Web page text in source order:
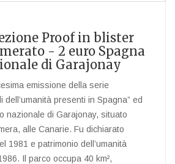
Proof in blister
- 2 euro Spagna
di Garajonay
emissione della serie
dell’umanità presenti in Spagna” ed
nazionale di Garajonay, situato
alle Canarie. Fu dichiarato
1981 e patrimonio dell’umanità
Il parco occupa 40 km²,